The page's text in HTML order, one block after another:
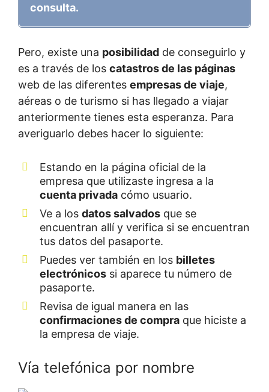
consulta.
Pero, existe una posibilidad de conseguirlo y
es a través de los catastros de las páginas
web de las diferentes empresas de viaje,
aéreas o de turismo si has llegado a viajar
anteriormente tienes esta esperanza. Para
averiguarlo debes hacer lo siguiente:
Estando en la página oficial de la
empresa que utilizaste ingresa a la
cuenta privada cómo usuario.
Ve a los datos salvados que se
encuentran allí y verifica si se encuentran
tus datos del pasaporte.
Puedes ver también en los billetes
electrónicos si aparece tu número de
pasaporte.
Revisa de igual manera en las
confirmaciones de compra que hiciste a
la empresa de viaje.
Vía telefónica por nombre